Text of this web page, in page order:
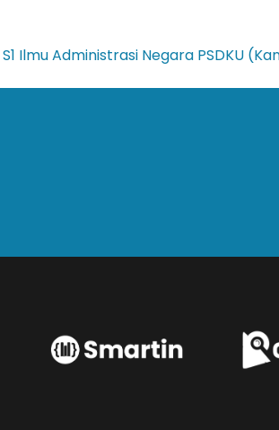
S1 Ilmu Administrasi Negara PSDKU